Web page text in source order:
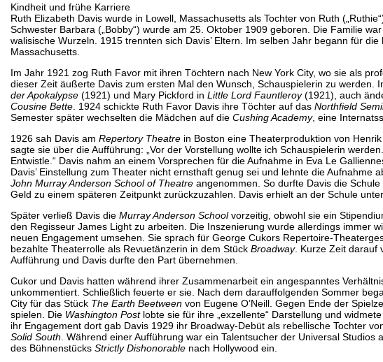
Kindheit und frühe Karriere
Ruth Elizabeth Davis wurde in Lowell, Massachusetts als Tochter von Ruth
Schwester Barbara („Bobby“) wurde am 25. Oktober 1909 geboren. Die Familie
walisische Wurzeln. 1915 trennten sich Davis’ Eltern. Im selben Jahr begann für
Massachusetts.
Im Jahr 1921 zog Ruth Favor mit ihren Töchtern nach New York City, wo sie als
dieser Zeit äußerte Davis zum ersten Mal den Wunsch, Schauspielerin zu werden.
der Apokalypse (1921) und Mary Pickford in Little Lord Fauntleroy(1921), auch
Cousine Bette . 1924 schickte Ruth Favor Davis ihre Töchter auf das Northfield
Semester später wechselten die Mädchen auf die Cushing Academy, eine
1926 sah Davis am Repertory Theatre in Boston eine Theaterproduktion von
sagte sie über die Aufführung: „Vor der Vorstellung wollte ich Schauspielerin
Entwistle.“ Davis nahm an einem Vorsprechen für die Aufnahme in Eva Le
Davis’ Einstellung zum Theater nicht ernsthaft genug sei und lehnte die
John Murray Anderson School of Theatre angenommen. So durfte Davis die
Geld zu einem späteren Zeitpunkt zurückzuzahlen. Davis erhielt an der Schule
Später verließ Davis die Murray Anderson Schoolvorzeitig, obwohl sie ein
den Regisseur James Light zu arbeiten. Die Inszenierung wurde allerdings immer
neuen Engagement umsehen. Sie sprach für George Cukors Repertoire-
bezahlte Theaterrolle als Revuetänzerin in dem Stück Broadway. Kurze Zeit darauf
Aufführung und Davis durfte den Part übernehmen.
Cukor und Davis hatten während ihrer Zusammenarbeit ein angespanntes
unkommentiert. Schließlich feuerte er sie. Nach dem darauffolgenden Sommer
City für das Stück The Earth Beetween von Eugene O’Neill. Gegen Ende der
spielen. Die Washington Postlobte sie für ihre „exzellente“ Darstellung und
ihr Engagement dort gab Davis 1929 ihr Broadway-Debüt als rebellische Tochter
Solid South . Während einer Aufführung war ein Talentsucher der Universal
des Bühnenstücks Strictly Dishonorable nach Hollywood ein.